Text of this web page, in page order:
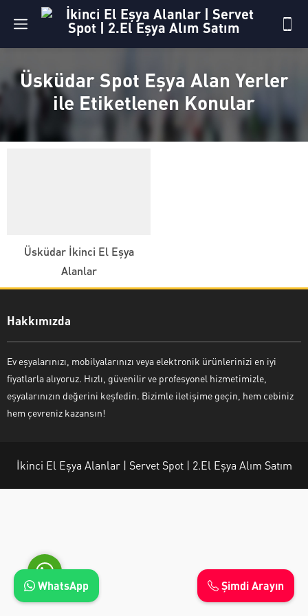
Üsküdar Spot Eşya Alan Yerler
ile Etiketlenen Konular
Üsküdar İkinci El Eşya
Alanlar
Hakkımızda
Ev eşyalarınızı, mobilyalarınızı veya elektronik ürünlerinizi en iyi
fiyatlarla alıyoruz. Hızlı, güvenilir ve profesyonel hizmetimizle,
eşyalarınızın değerini keşfedin. Bizimle iletişime geçin, hem cebiniz
hem çevreniz kazansın!
İkinci El Eşya Alanlar | Servet Spot | 2.El Eşya Alım Satım
Ayşe Yılmaz
Şimdi Arayın
WhatsApp